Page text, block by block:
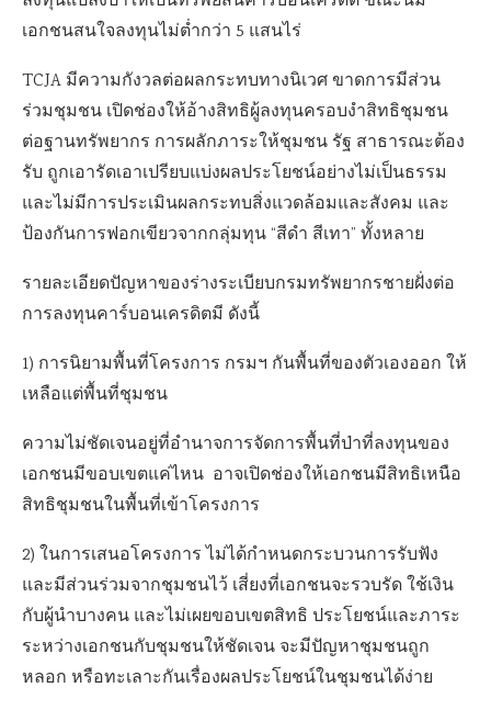
เอกชนสนใจลงทุนไม่ต่ำกว่า 5 แสนไร่
TCJA มีความกังวลต่อผลกระทบทางนิเวศ ขาดการมีส่วน
ร่วมชุมชน เปิดช่องให้อ้างสิทธิผู้ลงทุนครอบงำสิทธิชุมชน
ต่อฐานทรัพยากร การผลักภาระให้ชุมชน รัฐ สาธารณะต้อง
รับ ถูกเอารัดเอาเปรียบแบ่งผลประโยชน์อย่างไม่เป็นธรรม
และไม่มีการประเมินผลกระทบสิ่งแวดล้อมและสังคม และ
ป้องกันการฟอกเขียวจากกลุ่มทุน “สีดำ สีเทา” ทั้งหลาย
รายละเอียดปัญหาของร่างระเบียบกรมทรัพยากรชายฝั่งต่อ
การลงทุนคาร์บอนเครดิตมี ดังนี้
1) การนิยามพื้นที่โครงการ กรมฯ กันพื้นที่ของตัวเองออก ให้
เหลือแต่พื้นที่ชุมชน
ความไม่ชัดเจนอยู่ที่อำนาจการจัดการพื้นที่ป่าที่ลงทุนของ
เอกชนมีขอบเขตแค่ไหน อาจเปิดช่องให้เอกชนมีสิทธิเหนือ
สิทธิชุมชนในพื้นที่เข้าโครงการ
2) ในการเสนอโครงการ ไม่ได้กำหนดกระบวนการรับฟัง
และมีส่วนร่วมจากชุมชนไว้ เสี่ยงที่เอกชนจะรวบรัด ใช้เงิน
กับผู้นำบางคน และไม่เผยขอบเขตสิทธิ ประโยชน์และภาระ
ระหว่างเอกชนกับชุมชนให้ชัดเจน จะมีปัญหาชุมชนถูก
หลอก หรือทะเลาะกันเรื่องผลประโยชน์ในชุมชนได้ง่าย